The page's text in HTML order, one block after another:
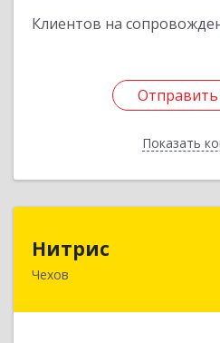
Клиентов на
Отправить
Показать
Отправить
Нитрис
Чехов
142350, Московская обл,